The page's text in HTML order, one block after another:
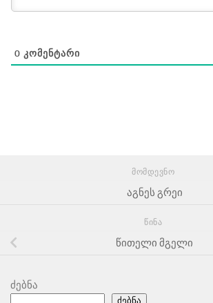
0 ᲙᲝᲛᲔᲜᲢᲐᲠᲘ
ᲛᲝᲛᲓᲔᲕᲜᲝ
აგნეს გრეი
ᲬᲘᲜᲐ
წითელი მგელი
ძებნა
ძებნა